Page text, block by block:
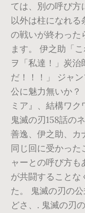
ては、別の呼び方
以外は柱になれる
の戦いが終わった
ます。 伊之助「
ヲ「私達！」炭治
だ！！！」 ジャ
公に魅力無いか？
ミア』、結構ワ
鬼滅の刃158話の
善逸、伊之助、カ
同じ回に受かった
ャーとの呼び方も
が共闘することな
た。 鬼滅の刃の
どさ、. 鬼滅の刃